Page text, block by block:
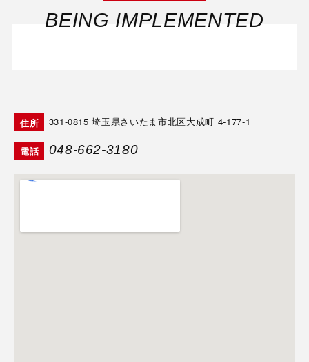
BEING IMPLEMENTED
住所 331-0815埼玉県さいたま市北区大成町 4-177-1
電話 048-662-3180